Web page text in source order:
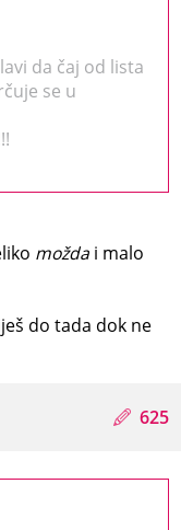
da čaj od lista
se u
možda i malo
do tada dok ne
625